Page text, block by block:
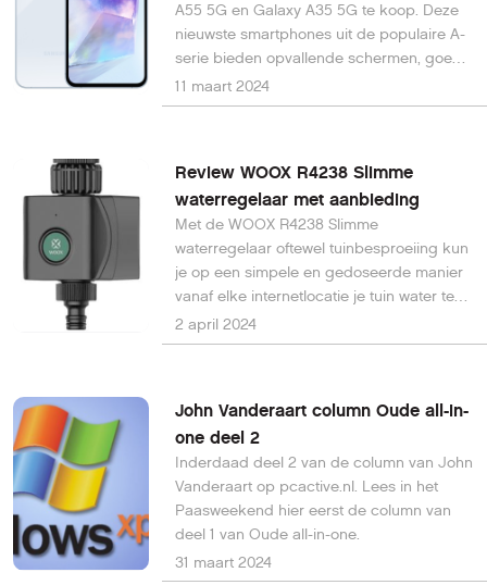
A55 5G en Galaxy A35 5G te koop. Deze
nieuwste smartphones uit de populaire A-
serie bieden opvallende schermen, goede
beveiligingsfuncties en nieuwe
cameramogelijkheden. Lees alle prijzen
11 maart 2024
Review WOOX R4238 Slimme
waterregelaar met aanbieding
Met de WOOX R4238 Slimme
waterregelaar oftewel tuinbesproeiing kun
je op een simpele en gedoseerde manier
vanaf elke internetlocatie je tuin water te
geven. En voor HCC-leden is er een
speciale aanbieding oftewel fikse korting
2 april 2024
John Vanderaart column Oude all-in-
one deel 2
Inderdaad deel 2 van de column van John
Vanderaart op pcactive.nl. Lees in het
Paasweekend hier eerst de column van
deel 1 van Oude all-in-one.
31 maart 2024